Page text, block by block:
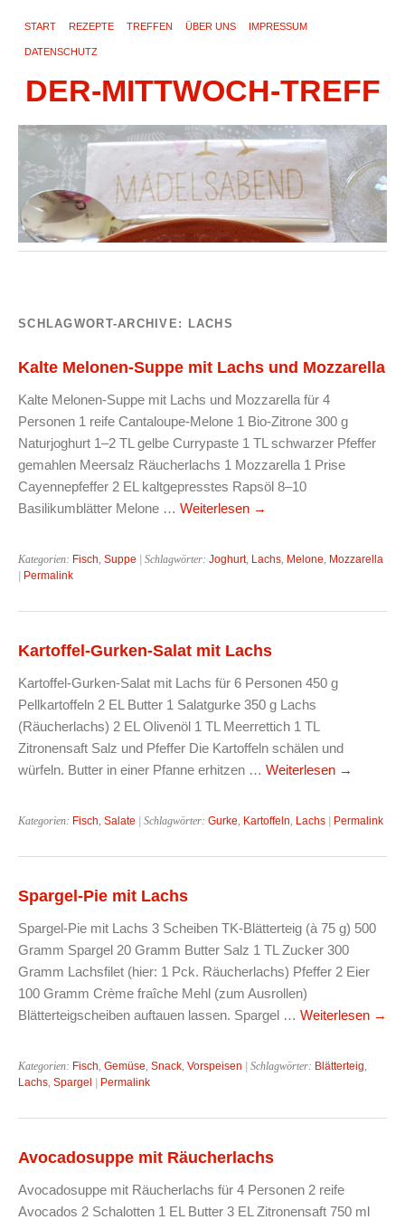
START REZEPTE TREFFEN ÜBER UNS IMPRESSUM
DATENSCHUTZ
DER-MITTWOCH-TREFF
SCHLAGWORT-ARCHIVE: LACHS
Kalte Melonen-Suppe mit Lachs und Mozzarella
Kalte Melonen-Suppe mit Lachs und Mozzarella für 4
Personen 1 reife Cantaloupe-Melone 1 Bio-Zitrone 300 g
Naturjoghurt 1–2 TL gelbe Currypaste 1 TL schwarzer Pfeffer
gemahlen Meersalz Räucherlachs 1 Mozzarella 1 Prise
Cayennepfeffer 2 EL kaltgepresstes Rapsöl 8–10
Basilikumblätter Melone … Weiterlesen →
Kategorien: Fisch Suppe | Schlagwörter: Joghurt, Lachs Melone Mozzarella
| Permalink
Kartoffel-Gurken-Salat mit Lachs
Kartoffel-Gurken-Salat mit Lachs für 6 Personen 450 g
Pellkartoffeln 2 EL Butter 1 Salatgurke 350 g Lachs
(Räucherlachs) 2 EL Olivenöl 1 TL Meerrettich 1 TL
Zitronensaft Salz und Pfeffer Die Kartoffeln schälen und
würfeln. Butter in einer Pfanne erhitzen … Weiterlesen →
Kategorien: Fisch Salate | Schlagwörter: Gurke Kartoffeln Lachs | Permalink
Spargel-Pie mit Lachs
Spargel-Pie mit Lachs 3 Scheiben TK-Blätterteig (à 75 g) 500
Gramm Spargel 20 Gramm Butter Salz 1 TL Zucker 300
Gramm Lachsfilet (hier: 1 Pck. Räucherlachs) Pfeffer 2 Eier
100 Gramm Crème fraîche Mehl (zum Ausrollen)
Blätterteigscheiben auftauen lassen. Spargel … Weiterlesen →
Kategorien: Fisch Gemüse Snack Vorspeisen | Schlagwörter: Blätterteig
Lachs Spargel | Permalink
Avocadosuppe mit Räucherlachs
Avocadosuppe mit Räucherlachs für 4 Personen 2 reife
Avocados 2 Schalotten 1 EL Butter 3 EL Zitronensaft 750 ml